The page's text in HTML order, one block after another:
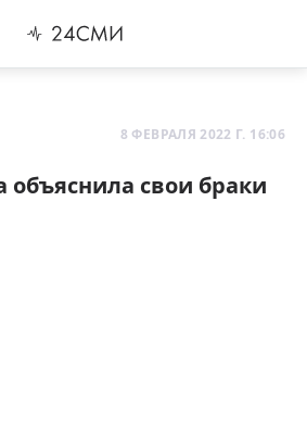
8 ФЕВРАЛЯ 2022 Г. 16:06
объяснила свои браки